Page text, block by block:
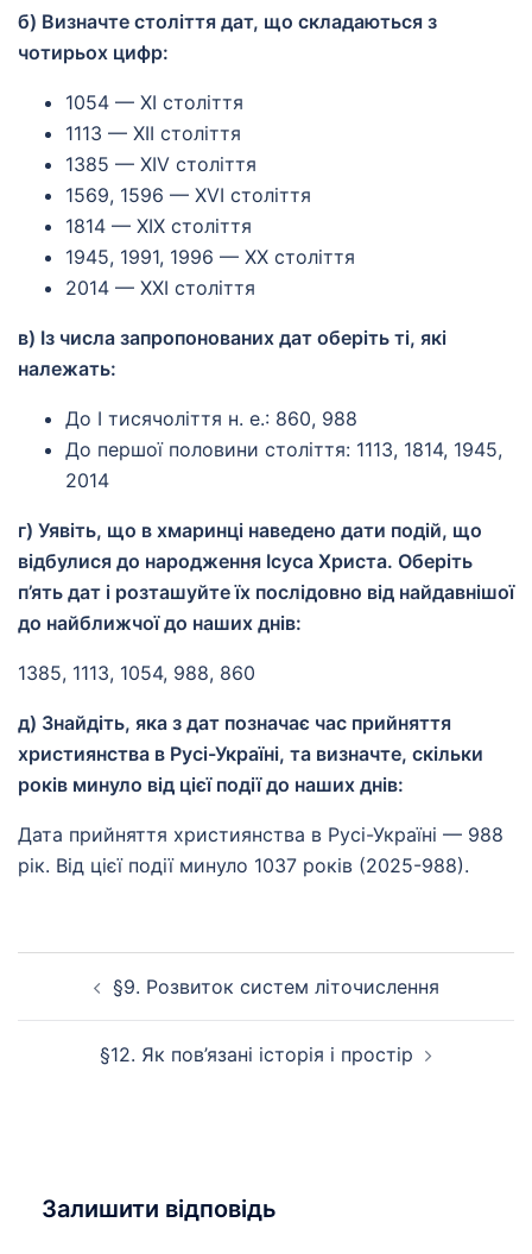
б) Визначте століття дат, що складаються з
чотирьох цифр:
1054 — XI століття
1113 — XII століття
1385 — XIV століття
1569, 1596 — XVI століття
1814 — XIX століття
1945, 1991, 1996 — XX століття
2014 — XXI століття
в) Із числа запропонованих дат оберіть ті, які
належать:
До І тисячоліття н. е.: 860, 988
До першої половини століття: 1113, 1814, 1945,
2014
г) Уявіть, що в хмаринці наведено дати подій, що
відбулися до народження Ісуса Христа. Оберіть
п’ять дат і розташуйте їх послідовно від найдавнішої
до найближчої до наших днів:
1385, 1113, 1054, 988, 860
д) Знайдіть, яка з дат позначає час прийняття
християнства в Русі-Україні, та визначте, скільки
років минуло від цієї події до наших днів:
Дата прийняття християнства в Русі-Україні — 988
рік. Від цієї події минуло 1037 років (2025-988).
§9. Розвиток систем літочислення
§12. Як пов’язані історія і простір
Залишити відповідь